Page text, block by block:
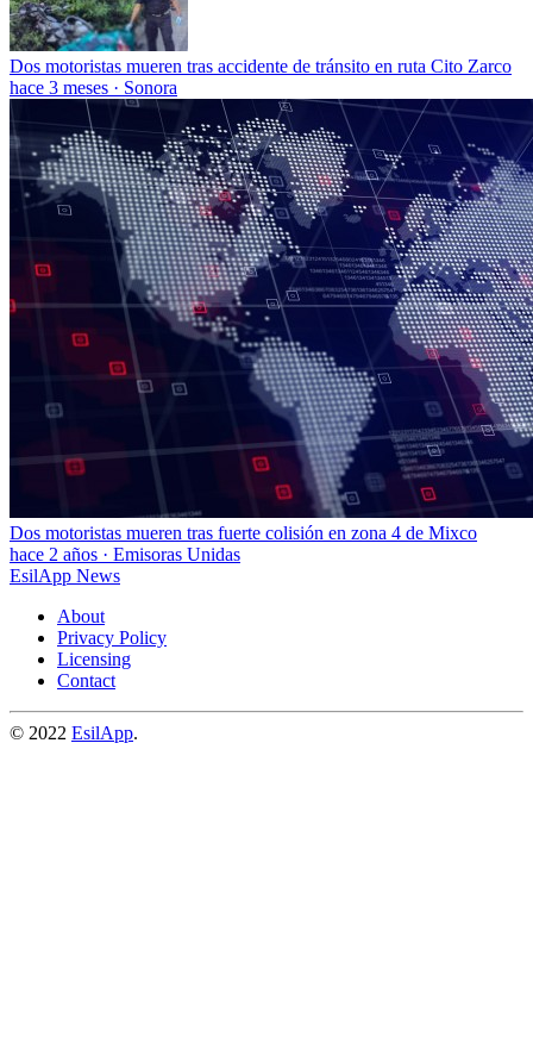
Dos motoristas mueren tras accidente de tránsito en ruta Cito Zarco
hace 3 meses · Sonora
Dos motoristas mueren tras fuerte colisión en zona 4 de Mixco
hace 2 años · Emisoras Unidas
EsilApp News
About
Privacy Policy
Licensing
Contact
© 2022 EsilApp.